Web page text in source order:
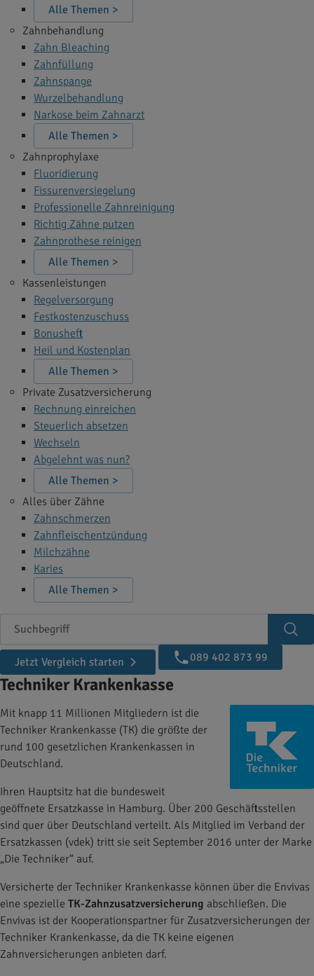
Alle Themen >
Zahnbehandlung
Zahn Bleaching
Zahnfüllung
Zahnspange
Wurzelbehandlung
Narkose beim Zahnarzt
Alle Themen >
Zahnprophylaxe
Fluoridierung
Fissurenversiegelung
Professionelle Zahnreinigung
Richtig Zähne putzen
Zahnprothese reinigen
Alle Themen >
Kassenleistungen
Regelversorgung
Festkostenzuschuss
Bonusheft
Heil und Kostenplan
Alle Themen >
Private Zusatzversicherung
Rechnung einreichen
Steuerlich absetzen
Wechseln
Abgelehnt was nun?
Alle Themen >
Alles über Zähne
Zahnschmerzen
Zahnfleischentzündung
Milchzähne
Karies
Alle Themen >
Suchbegriff
Jetzt Vergleich starten
089 402 873 99
Techniker Krankenkasse
Mit knapp 11 Millionen Mitgliedern ist die
Techniker Krankenkasse (TK) die größte der
rund 100 gesetzlichen Krankenkassen in
Deutschland.
Ihren Hauptsitz hat die bundesweit
geöffnete Ersatzkasse in Hamburg. Über 200 Geschäftsstellen
sind quer über Deutschland verteilt. Als Mitglied im Verband der
Ersatzkassen (vdek) tritt sie seit September 2016 unter der Marke
„Die Techniker“ auf.
Versicherte der Techniker Krankenkasse können über die Envivas
eine spezielle TK-Zahnzusatzversicherung abschließen. Die
Envivas ist der Kooperationspartner für Zusatzversicherungen der
Techniker Krankenkasse, da die TK keine eigenen
Zahnversicherungen anbieten darf.